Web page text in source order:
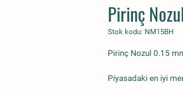
Pirinç
Stok kodu: NM15BH
Pirinç Nozul 0.15
Piyasadaki en iyi